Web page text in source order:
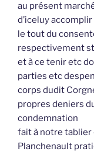
au présent
d’iceluy
le tout du
respectivement
et à ce tenir etc
parties etc
corps dudit
propres deniers
condemnation
fait à notre tablier
Planchenault